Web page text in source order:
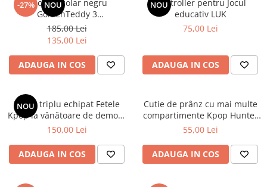
-27% NOU
Rucsac școlar negru
GoldenTeddy 3
compartimente Astra
185,00 Lei
135,00 Lei
ADAUGA IN COS
NOU
Controller pentru Jocul
educativ LUK
75,00 Lei
ADAUGA IN COS
NOU
Penar triplu echipat Fetele
Kpop la vânătoare de demoni
Energy
150,00 Lei
ADAUGA IN COS
Cutie de prânz cu mai multe
compartimente Kpop Hunter
XL
55,00 Lei
ADAUGA IN COS